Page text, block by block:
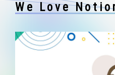
We Love